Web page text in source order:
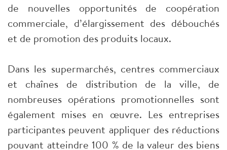
de nouvelles opportunités de coopération
commerciale, d’élargissement des débouchés
et de promotion des produits locaux.
Dans les supermarchés, centres commerciaux
et chaînes de distribution de la ville, de
nombreuses opérations promotionnelles sont
également mises en œuvre. Les entreprises
participantes peuvent appliquer des réductions
pouvant atteindre 100 % de la valeur des biens